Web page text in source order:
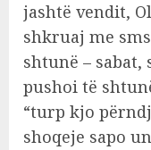
jashtë vendit,
shkruaj me
shtunë – sabat,
pushoi të
“turp kjo
shoqeje sapo